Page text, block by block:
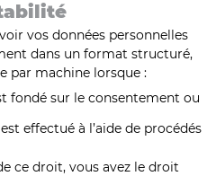
vos données personnelles
dans un format structuré,
par machine lorsque :
fondé sur le consentement ou
effectué à l’aide de procédés
ce droit, vous avez le droit